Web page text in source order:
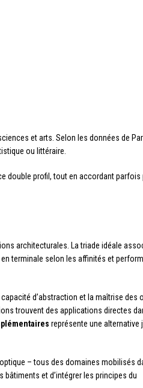
et arts. Selon les données de
ou littéraire.
double profil, tout en accordant parfois
architecturales. La triade idéale
terminale selon les affinités et
d’abstraction et la maîtrise des
trouvent des applications directes
représente une alternative
– tous des domaines mobilisés
et d’intégrer les principes du